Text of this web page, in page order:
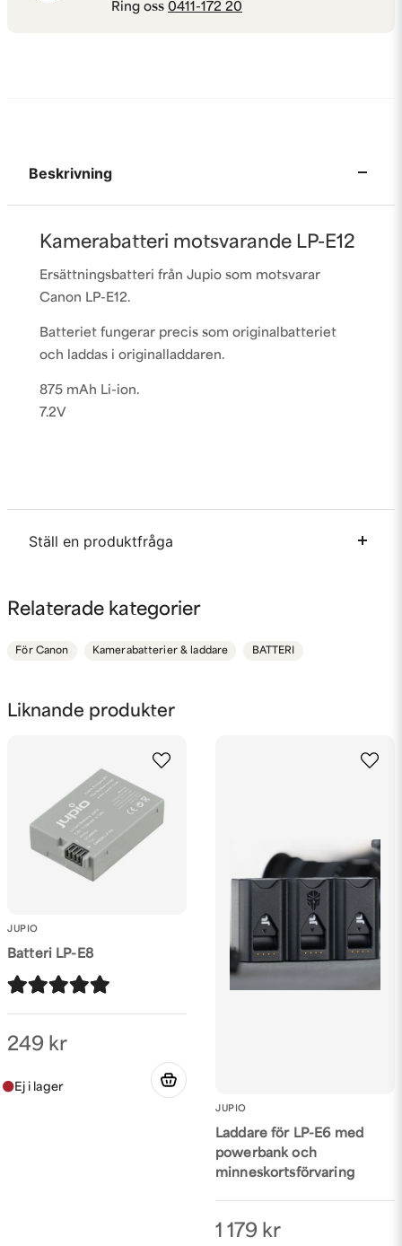
Ring oss 0411-172 20
Liknande produkter
JUPIO
Batteri LP-E8
249 kr
JUPIO
Laddare för LP-E6 med
powerbank och
minneskortsförvaring
1 179 kr
Beskrivning
Kamerabatteri motsvarande LP-E12
Ersättningsbatteri från Jupio som motsvarar
Canon LP-E12.
Batteriet fungerar precis som originalbatteriet
och laddas i originalladdaren.
875 mAh Li-ion.
7.2V
Ställ en produktfråga
Fråga oss något om denna produkten...
Mejladress
Ja, ni får publicera min fråga
Relaterade kategorier
För Canon Kamerabatterier & laddare BATTERI